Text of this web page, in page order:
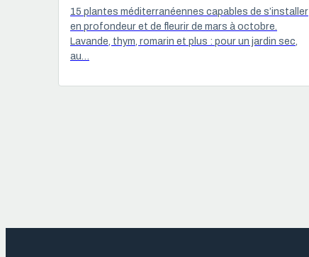
15 plantes méditerranéennes capables de s’installer
en profondeur et de fleurir de mars à octobre.
Lavande, thym, romarin et plus : pour un jardin sec,
au…